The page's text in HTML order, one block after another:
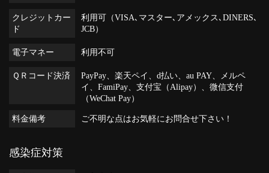
クレジットカー
ド
利用可（VISA､マスター､アメックス､DINERS､
JCB）
電子マネー 利用不可
ＱＲコード決済
PayPay、楽天ペイ、d払い、au PAY、メルペ
イ、FamiPay、支付宝（Alipay）、微信支付
（WeChat Pay）
料金備考 ご不明な点はお気軽にお問合せ下さい！
感染症対策